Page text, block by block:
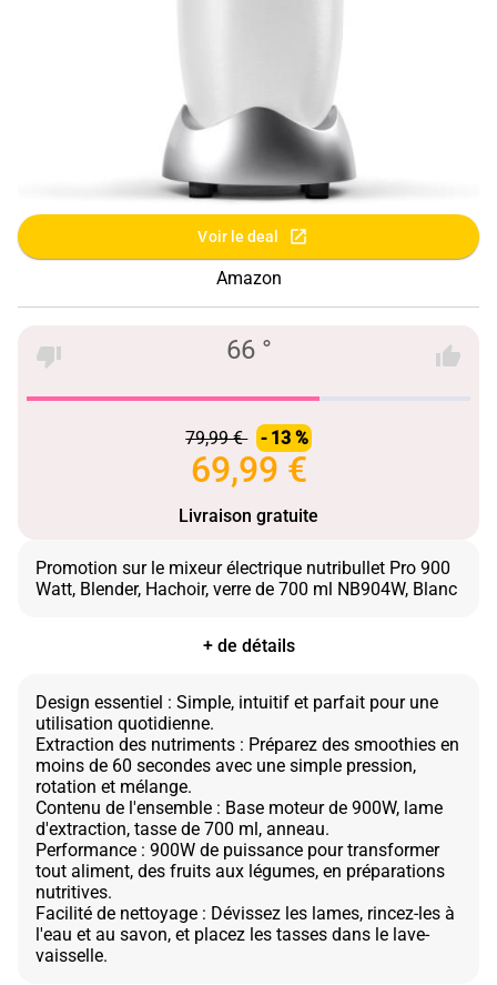
Voir le deal
Amazon
66 °
79,99 € - 13 %
69,99 €
Livraison gratuite
Promotion sur le mixeur électrique nutribullet Pro 900
+ de détails
Design essentiel : Simple, intuitif et parfait pour une
utilisation quotidienne.
Extraction des nutriments : Préparez des smoothies en
moins de 60 secondes avec une simple pression,
rotation et mélange.
Contenu de l'ensemble : Base moteur de 900W, lame
d'extraction, tasse de 700 ml, anneau.
Performance : 900W de puissance pour transformer
tout aliment, des fruits aux légumes, en préparations
nutritives.
Facilité de nettoyage : Dévissez les lames, rincez-les à
l'eau et au savon, et placez les tasses dans le lave-